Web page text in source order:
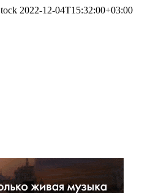
2022-12-04T15:32:00+03:00